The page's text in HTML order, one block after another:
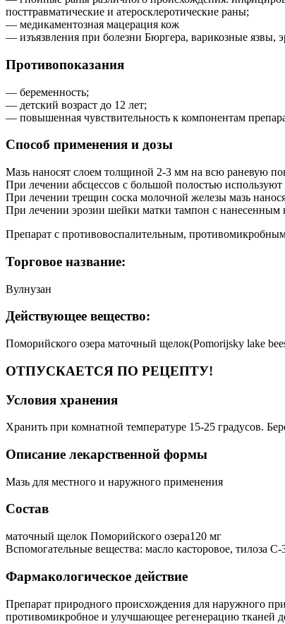
посттравматические и атеросклеротические раны;
— медикаментозная мацерация кож
— изъязвления при болезни Бюргера, варикозные
Противопоказания
— беременность;
— детский возраст до 12 лет;
— повышенная чувствительность к компонентам
Способ применения и дозы
Мазь наносят слоем толщиной 2-3 мм на всю раневую
При лечении абсцессов с большой полостью
При лечении трещин соска молочной железы мазь
При лечении эрозии шейки матки тампон с нанесенным
Препарат с противовоспалительным,
Торговое название:
Вулнузан
Действующее вещество:
Поморийского озера маточный щелок(Pomorijsky lake
ОТПУСКАЕТСЯ ПО РЕЦЕПТУ!
Условия хранения
Хранить при комнатной температуре 15-25 градусов.
Описание лекарственной формы
Мазь для местного и наружного применения
Состав
маточный щелок Поморийского озера120 мг
Вспомогательные вещества: масло касторовое, тилоза
Фармакологическое действие
Препарат природного происхождения для наружного
противомикробное и улучшающее регенерацию тканей